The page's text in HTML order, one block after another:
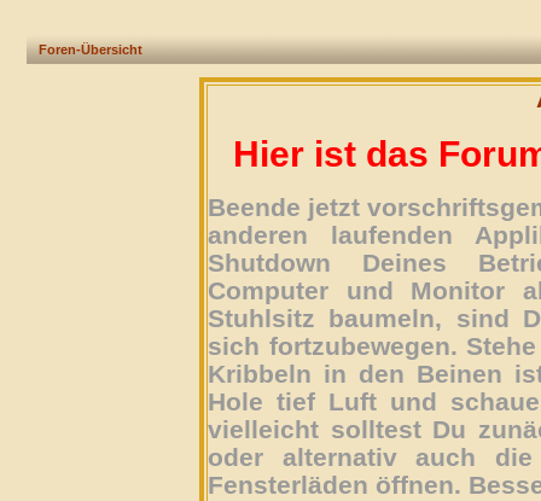
Foren-Übersicht
Hier ist das
Beende jetzt
anderen laufenden
Shutdown Deines
Computer und Monitor
Stuhlsitz baumeln, sind
sich fortzubewegen.
Kribbeln in den Beinen
Hole tief Luft und
vielleicht solltest Du
oder alternativ auch
Fensterläden öffnen.